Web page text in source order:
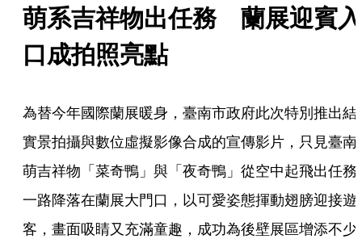
萌系吉祥物出任務　蘭展迎賓入
口成拍照亮點
為替今年國際蘭展暖身，臺南市政府此次特別推出結
實景拍攝與數位虛擬影像合成的宣傳影片，只見臺南
萌吉祥物「菜奇鴨」與「夜奇鴨」從空中起飛出任務
一路降落在蘭展大門口，以可愛姿態揮動翅膀迎接遊
客，畫面吸睛又充滿童趣，成功為後壁展區增添不少